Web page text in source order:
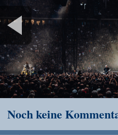
Noch keine